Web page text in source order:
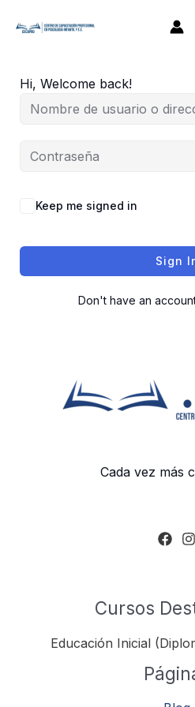
Hi, Welcome back!
Keep me signed in
Sign
Don't have an
Cada vez más
Cursos
Educación Inicial